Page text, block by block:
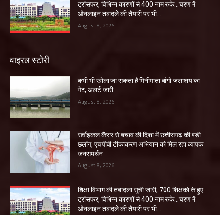
ट्रांसफर, विभिन्न कारणों से 400 नाम रुके…चरण में
ऑनलाइन तबादले की तैयारी पर भी...
August 8, 2026
वाइरल स्टोरी
कभी भी खोला जा सकता है मिनीमाता बांगो जलाशय का
गेट, अलर्ट जारी
August 8, 2026
सर्वाइकल कैंसर से बचाव की दिशा में छत्तीसगढ़ की बड़ी
छलांग, एचपीवी टीकाकरण अभियान को मिल रहा व्यापक
जनसमर्थन
August 8, 2026
शिक्षा विभाग की तबादला सूची जारी, 700 शिक्षको के हुए
ट्रांसफर, विभिन्न कारणों से 400 नाम रुके…चरण में
ऑनलाइन तबादले की तैयारी पर भी...